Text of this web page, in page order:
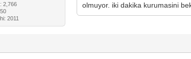
2,766
2011
olmuyor. iki dakika kurumasini